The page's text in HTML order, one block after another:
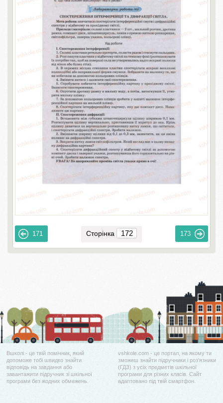
171 Сторінка 173
Вшколі - це твій помічник, який
допоможе тобі швидко знайти
відповідь на завдання або
завантажити підручник зі шкільної
програми без жодних обмежень.
vshkole.com - це портал, на якому ти
зможеш знайти підручники і роз'язники
(ГДЗ) з усіх предметів шкільної
програми для різних класів. Сайт
адаптовано під твій смартфон.